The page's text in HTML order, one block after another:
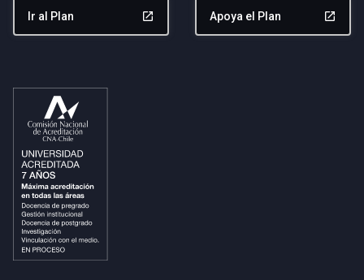
Ir al Plan launch Apoya el Plan launch